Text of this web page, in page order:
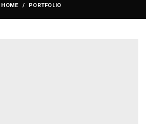
HOME PORTFOLIO